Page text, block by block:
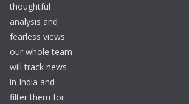
thoughtful
analysis and
fearless views
our whole team
will track news
in India and
filter them for